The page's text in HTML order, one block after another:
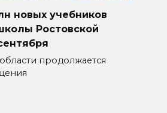
новых учебников
Ростовской
продолжается